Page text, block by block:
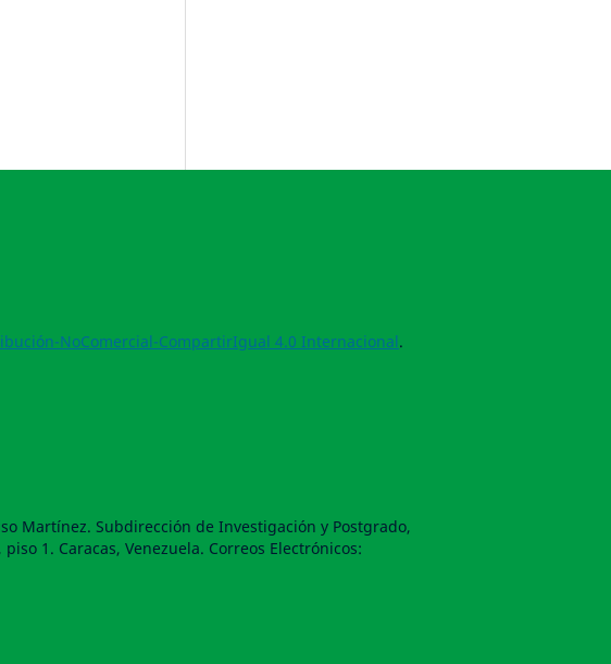
NoComercial-CompartirIgual 4.0 Internacional.
Martínez. Subdirección de Investigación y Postgrado,
1. Caracas, Venezuela. Correos Electrónicos: